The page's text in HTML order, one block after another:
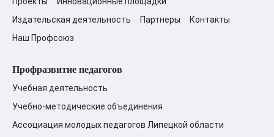
Издательская деятельность
Партнеры
Контакты
Наш Профсоюз
Профразвитие педагогов
Учебная деятельность
Учебно-методические объединения
Ассоциация молодых педагогов Липецкой области